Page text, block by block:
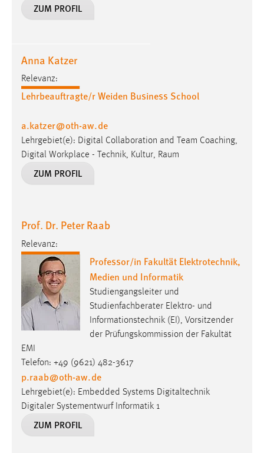
ZUM PROFIL
Anna Katzer
Relevanz:
Lehrbeauftragte/r Weiden Business School
a.katzer@oth-aw.de
Lehrgebiet(e): Digital Collaboration and Team Coaching,
Digital Workplace - Technik, Kultur, Raum
ZUM PROFIL
Prof. Dr. Peter Raab
Relevanz:
Professor/in Fakultät Elektrotechnik,
Medien und Informatik
Studiengangsleiter und
Studienfachberater Elektro- und
Informationstechnik (EI), Vorsitzender
der Prüfungskommission der Fakultät
EMI
Telefon: +49 (9621) 482-3617
p.raab@oth-aw.de
Lehrgebiet(e): Embedded Systems Digitaltechnik
Digitaler Systementwurf Informatik 1
ZUM PROFIL